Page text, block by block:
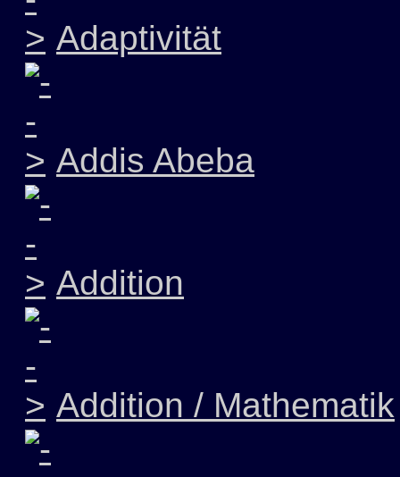
Adaptivität
Addis Abeba
Addition
Addition / Mathematik